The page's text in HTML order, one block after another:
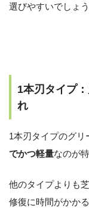
選びやすいでしょう
1本刃タイプ
れ
1本刃タイプのグリ
でかつ軽量なのが
他のタイプよりも
修復に時間がかか